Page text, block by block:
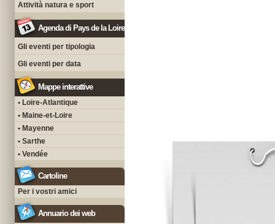
Attività natura e sport
Agenda di Pays de la Loire
Gli eventi per tipologia
Gli eventi per data
Mappe interattive
• Loire-Atlantique
• Maine-et-Loire
• Mayenne
• Sarthe
• Vendée
Cartoline
Per i vostri amici
Annuario dei web